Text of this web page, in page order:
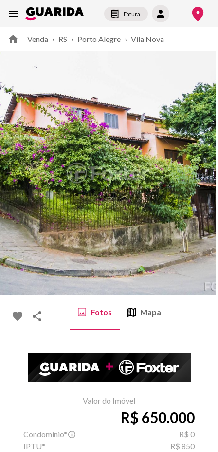
Fatura
Venda › RS › Porto Alegre › Vila Nova
Fotos Mapa
Valor do Imóvel
R$ 650.000
Condomínio*
R$ 0
IPTU*
R$ 850